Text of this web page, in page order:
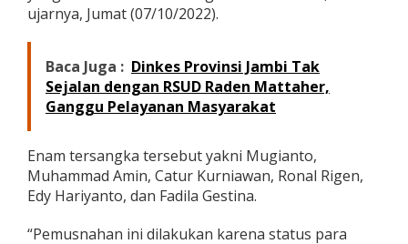
ujarnya, Jumat (07/10/2022).
Baca Juga : Dinkes Provinsi Jambi Tak
Sejalan dengan RSUD Raden Mattaher,
Ganggu Pelayanan Masyarakat
Enam tersangka tersebut yakni Mugianto,
Muhammad Amin, Catur Kurniawan, Ronal Rigen,
Edy Hariyanto, dan Fadila Gestina.
“Pemusnahan ini dilakukan karena status para